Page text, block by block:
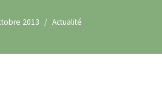
2013 Actualité